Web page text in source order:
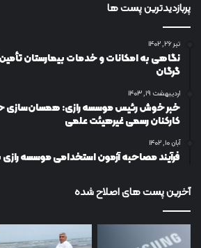
پربازدیدترین پست ها
تیر ۲۶, ۱۴۰۲
نگاهی به امکانات و خدمات بیمارستان
گرگان
اردیبهشت ۱۹, ۱۴۰۳
خبر خوش رئیس موسسه رازی: همسان‌سازی
کارکنان رسمی غیرهیئت علمی
آبان ۱۰, ۱۴۰۲
فرآیند مصاحبه آزمون استخدامی موسسه رازی
آخرین پست های اصلاح شده